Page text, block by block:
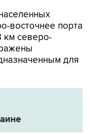
восточнее порта
км северо-
для